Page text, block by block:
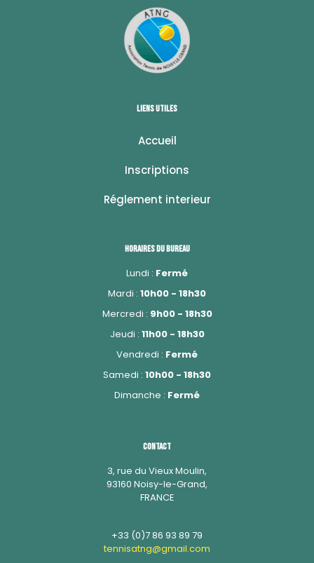
Liens utiles
Accueil
Inscriptions
Réglement interieur
Horaires du bureau
Lundi : Fermé
Mardi : 10h00 - 18h30
Mercredi : 9h00 - 18h30
Jeudi : 11h00 - 18h30
Vendredi : Fermé
Samedi : 10h00 - 18h30
Dimanche : Fermé
Contact
3, rue du Vieux Moulin,
93160 Noisy-le-Grand,
FRANCE
+33 (0)7 86 93 89 79
tennisatng@gmail.com